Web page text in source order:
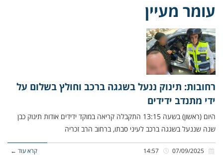
עומר מעיין
רחובות: תינוק ננעל בשגגה ברכב וחולץ בשלום על
ידי מתנדב ידידים
היום (ראשון) בשעה 13:15 התקבלה קריאה במוקד ידידים אודות תינוק כבן
שנה שננעל בשגגה ברכב לעיני סבתו, ברחוב הרב זכריה
קרא עוד ←